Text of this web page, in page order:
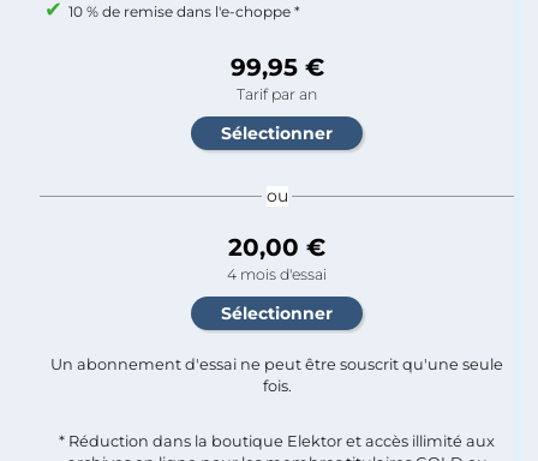
10 % de remise dans l'e-choppe *
99,95 €
Tarif par an
ou
20,00 €
4 mois d'essai
Un abonnement d'essai ne peut être souscrit qu'une seule
fois.​
* Réduction dans la boutique Elektor et accès illimité aux